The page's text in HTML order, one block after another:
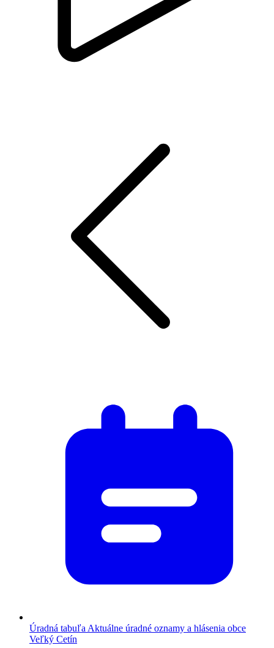
Úradná tabuľa Aktuálne úradné oznamy a hlásenia obce
Veľký Cetín